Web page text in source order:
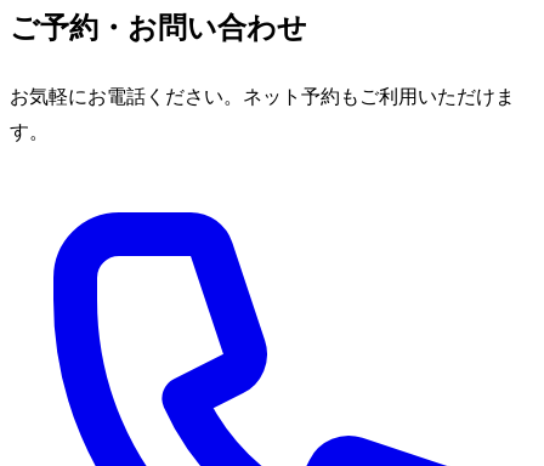
ご予約・お問い合わせ
お気軽にお電話ください。ネット予約もご利用いただけま
す。